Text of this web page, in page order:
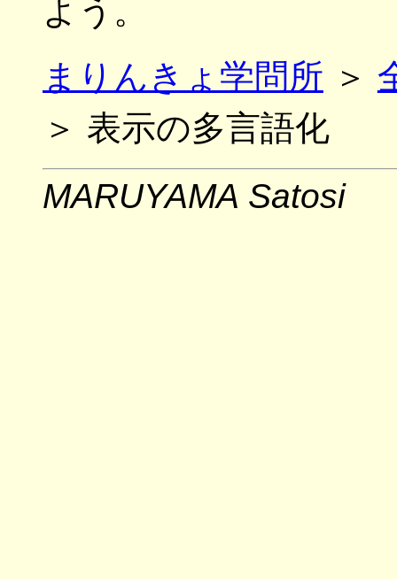
よう。
まりんきょ学問所 ＞
＞ 表示の多言語化
MARUYAMA Satosi